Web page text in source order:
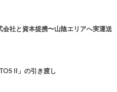
社と資本提携〜山陰エリアへ実運送
II」の引き渡し